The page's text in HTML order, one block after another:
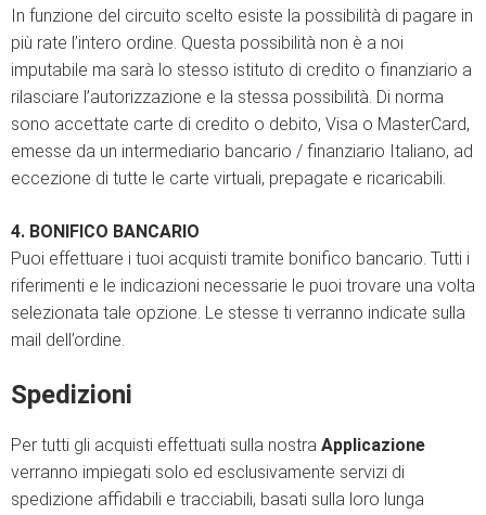
In funzione del circuito scelto esiste la possibilità di pagare in
più rate l’intero ordine. Questa possibilità non è a noi
imputabile ma sarà lo stesso istituto di credito o finanziario a
rilasciare l’autorizzazione e la stessa possibilità. Di norma
sono accettate carte di credito o debito, Visa o MasterCard,
emesse da un intermediario bancario / finanziario Italiano, ad
eccezione di tutte le carte virtuali, prepagate e ricaricabili.
4. BONIFICO BANCARIO
Puoi effettuare i tuoi acquisti tramite bonifico bancario. Tutti i
riferimenti e le indicazioni necessarie le puoi trovare una volta
selezionata tale opzione. Le stesse ti verranno indicate sulla
mail dell’ordine.
Spedizioni
Per tutti gli acquisti effettuati sulla nostra Applicazione
verranno impiegati solo ed esclusivamente servizi di
spedizione affidabili e tracciabili, basati sulla loro lunga